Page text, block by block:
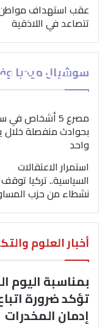
عقب استهداف مواطن
تتصاعد في اللاذقية
سوشيال ميديا
بمناسبة
“الصحة
ضرورة
لمواجهة
مصرع 5 أشخاص في
بحوادث منفصلة خلال
واحد
استمرار الاعتقالات
نشطاء من حزب
أخبار العلوم
بمناسبة اليوم
تؤكد ضرورة
إدمان المخدرات